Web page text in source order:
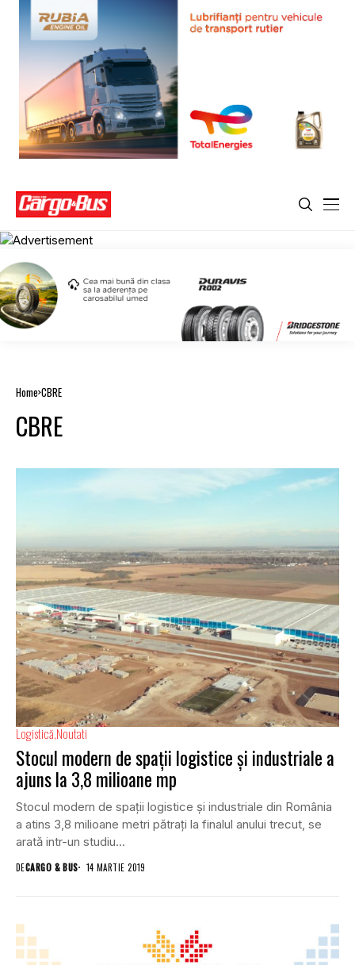
Home CBRE
CBRE
Logistică Noutati
Stocul modern de spații logistice și industriale a
ajuns la 3,8 milioane mp
Stocul modern de spații logistice și industriale din România
a atins 3,8 milioane metri pătrați la finalul anului trecut, se
arată intr-un studiu...
DECARGO & BUS 14 MARTIE 2019